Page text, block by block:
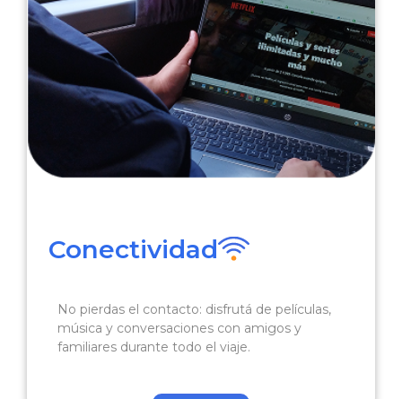
Conectividad
No pierdas el contacto: disfrutá de películas,
música y conversaciones con amigos y
familiares durante todo el viaje.